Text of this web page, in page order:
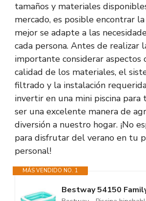
tamaños y materiales
mercado, es posible encontrar
mejor se adapte a las
cada persona. Antes de realizar
importante considerar aspectos
calidad de los materiales, el
filtrado y la instalación
invertir en una mini piscina para
ser una excelente manera de
diversión a nuestro hogar. ¡No
para disfrutar del verano en tu
personal!
MÁS VENDIDO NO. 1